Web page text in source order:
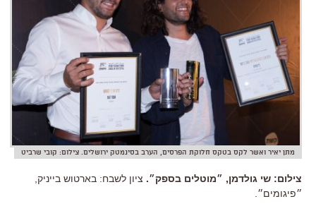
מתן יאיר ואשר לקס בטקס חלוקת הפרסים, הערב בסינמטק ירושלים. צילום: קובי שרביט
צילום: שי גולדמן, ״מוטלים בספק״. ציון לשבח: בארטוש בייניק,
״פיגומים״.